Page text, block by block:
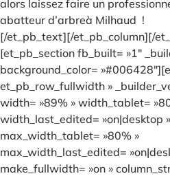
alors laissez faire un
abatteur d’arbreà Milhaud !
[/et_pb_text][/et_pb_column][/
[et_pb_section fb_built= »1″
background_color=
et_pb_row_fullwidth »
width= »89% » width_tablet=
width_last_edited= »on|desktop
max_width_tablet= »80% »
max_width_last_edited=
make_fullwidth= »on »